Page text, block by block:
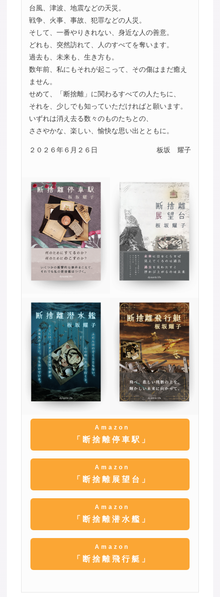
台風、津波、地震などの天災。
戦争、火事、事故、犯罪などの人災。
そして、一番やりきれない、身近な人の善意。
どれも、突然訪れて、人のすべてを奪います。
過去も、未来も、生き方も。
数年前、私にもそれが起こって、その傷はまだ癒え
ません。
せめて、「断捨離」に関わるすべての人たちに、
それを、少しでも知っていただければと願います。
いずれは消え去る数々のものたちとの、
ささやかな、楽しい、愉快な思い出とともに。
２０２６年６月２６日 板坂 耀子
Amazon
「断捨離停車駅」
Amazon
「断捨離展望台」
Amazon
「断捨離潜水艦」
Amazon
「断捨離飛行艇」